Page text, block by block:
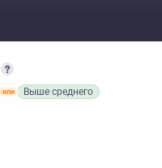
Выше среднего